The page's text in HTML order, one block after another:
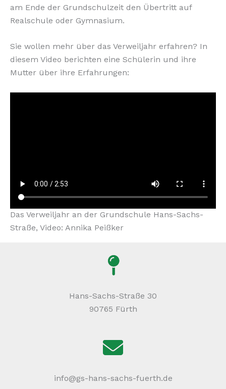
am Ende der Grundschulzeit den Übertritt auf
Realschule oder Gymnasium.
Sie wollen mehr über das Verweiljahr erfahren? In
diesem Video berichten eine Schülerin und ihre
Mutter über ihre Erfahrungen:
Das Verweiljahr an der Grundschule Hans-Sachs-
Straße, Video: Annika Peißker
Hans-Sachs-Straße 30
90765 Fürth
info@gs-hans-sachs-fuerth.de